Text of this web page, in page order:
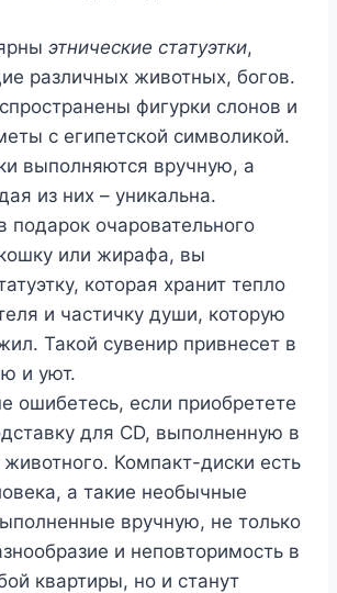
этнические статуэтки,
различных животных, богов.
фигурки слонов и
с египетской символикой.
выполняются вручную, а
из них – уникальна.
подарок очаровательного
или жирафа, вы
которая хранит тепло
и частичку души, которую
Такой сувенир привнесет в
и уют.
ошибетесь, если приобретете
для CD, выполненную в
Компакт-диски есть
а такие необычные
вручную, не только
и неповторимость в
квартиры, но и станут